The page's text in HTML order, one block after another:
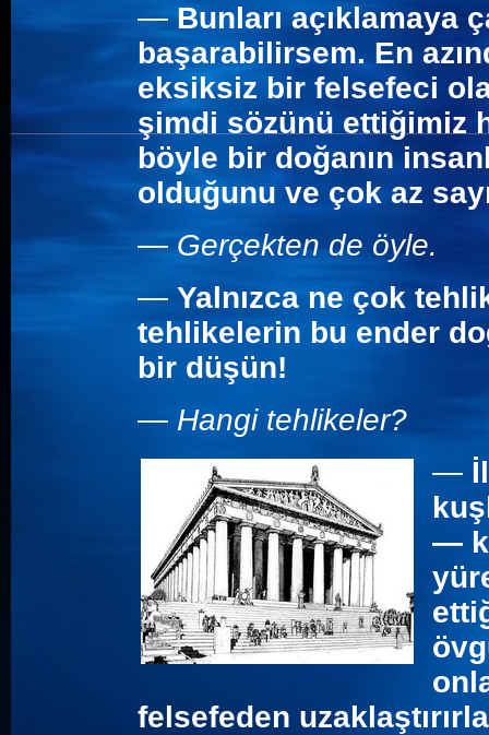
— Bunları açıklamaya
başarabilirsem. En
eksiksiz bir felsefeci
şimdi sözünü ettiğimiz
böyle bir doğanın
olduğunu ve çok az
— Gerçekten de öyle.
— Yalnızca ne çok
tehlikelerin bu ender
bir düşün!
— Hangi tehlikeler?
—
—
felsefeden